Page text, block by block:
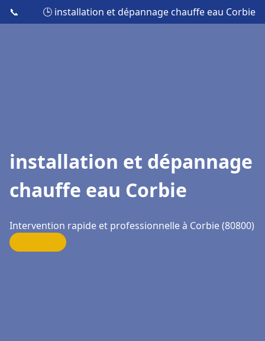
📞 🕒 installation et dépannage chauffe eau Corbie
installation et dépannage
chauffe eau Corbie
Intervention rapide et professionnelle à Corbie (80800)